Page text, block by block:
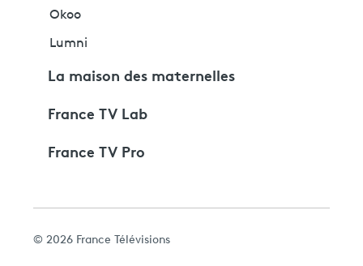
Okoo
Lumni
La maison des maternelles
France TV Lab
France TV Pro
© 2026 France Télévisions